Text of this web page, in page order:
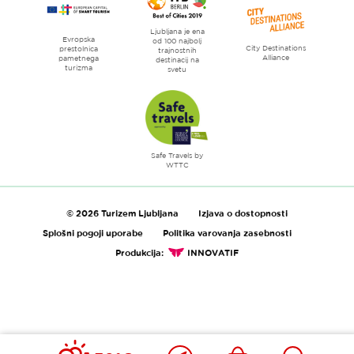
Evropska
prestolnica
pametnega
turizma
Ljubljana je ena
od 100 najbolj
trajnostnih
destinacij na
svetu
City Destinations
Alliance
Safe Travels by
WTTC
© 2026 Turizem Ljubljana
Izjava o dostopnosti
Splošni pogoji uporabe
Politika varovanja zasebnosti
Produkcija:
INNOVATIF